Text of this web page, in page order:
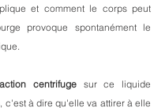
et comment le corps peut
provoque spontanément le
centrifuge sur ce liquide
c'est à dire qu'elle va attirer à elle